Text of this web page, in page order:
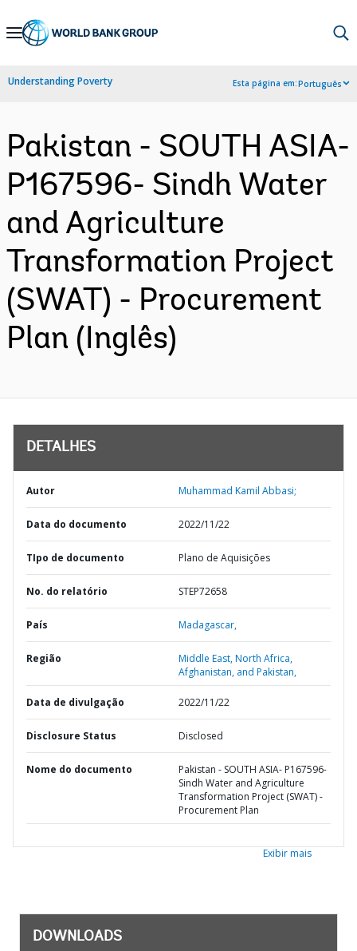
Skip
Navigation
Understanding Poverty Esta página em:Português
Pakistan - SOUTH ASIA-
P167596- Sindh Water
and Agriculture
Transformation Project
(SWAT) - Procurement
Plan (Inglês)
DETALHES
Autor Muhammad Kamil Abbasi;
Data do documento 2022/11/22
TIpo de documento Plano de Aquisições
No. do relatório STEP72658
País Madagascar,
Região
Middle East, North Africa,
Afghanistan, and Pakistan,
Data de divulgação 2022/11/22
Disclosure Status Disclosed
Nome do documento
Pakistan - SOUTH ASIA- P167596-
Sindh Water and Agriculture
Transformation Project (SWAT) -
Procurement Plan
Exibir mais
DOWNLOADS